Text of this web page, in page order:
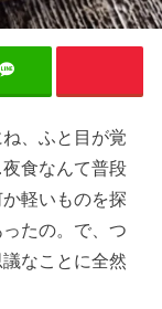
、ふと目が覚
食なんて普段
軽いものを探
たの。で、つ
なことに全然